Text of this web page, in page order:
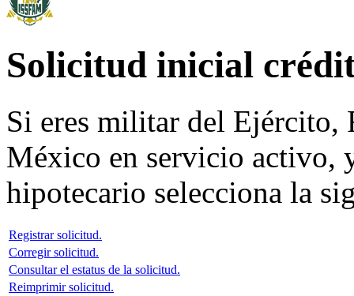
Solicitud inicial
Si eres militar del Ejército,
México en servicio activo,
hipotecario selecciona la
Registrar solicitud.
Corregir solicitud.
Consultar el estatus de la solicitud.
Reimprimir solicitud.